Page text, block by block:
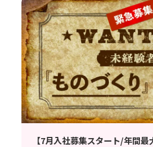
【7月入社募集スタート/年間